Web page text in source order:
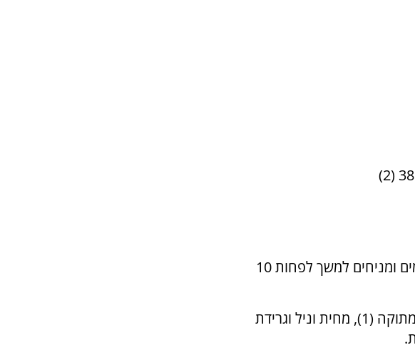
1. משרים את הג'לטין עם המים ומניחים למשך לפחות 10
2. בסיר מניחים חלב, שמנת מתוקה (1), מחית וניל וגרידת